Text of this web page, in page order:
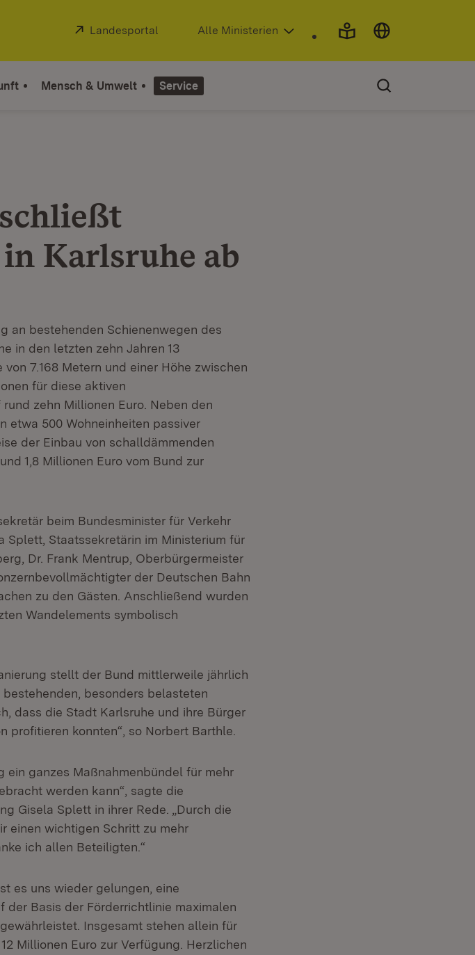
Extern:
Landesportal (Öffnet in neuem Fenster)
Alle Ministerien
Mensch & Umwelt Service
Karlsruhe ab
an bestehenden Schienenwegen des
in den letzten zehn Jahren 13
7.168 Metern und einer Höhe zwischen
für diese aktiven
zehn Millionen Euro. Neben den
etwa 500 Wohneinheiten passiver
der Einbau von schalldämmenden
1,8 Millionen Euro vom Bund zur
beim Bundesminister für Verkehr
Splett, Staatssekretärin im Ministerium für
Dr. Frank Mentrup, Oberbürgermeister
der Deutschen Bahn
zu den Gästen. Anschließend wurden
Wandelements symbolisch
stellt der Bund mittlerweile jährlich
besonders belasteten
dass die Stadt Karlsruhe und ihre Bürger
profitieren konnten“, so Norbert Barthle.
ein ganzes Maßnahmenbündel für mehr
werden kann“, sagte die
Gisela Splett in ihrer Rede. „Durch die
einen wichtigen Schritt zu mehr
ich allen Beteiligten.“
es uns wieder gelungen, eine
Basis der Förderrichtlinie maximalen
Insgesamt stehen allein für
Millionen Euro zur Verfügung. Herzlichen